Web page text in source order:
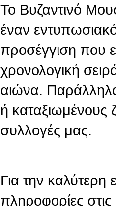
Το Βυζαντινό
έναν
προσέγγιση που
χρονολογική
αιώνα.
ή
συλλογές μας.
Για την καλύτερη
πληροφορίες